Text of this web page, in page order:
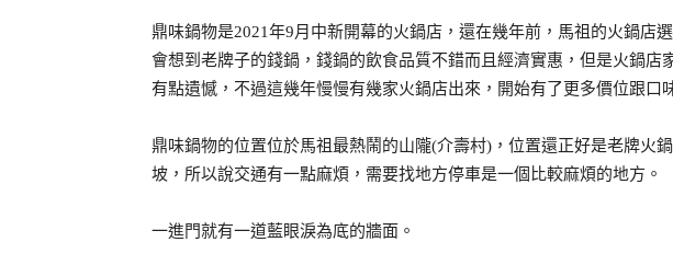
鼎味鍋物是2021年9月中新開幕的火鍋店，還在幾年前，馬祖的火鍋店
會想到老牌子的錢鍋，錢鍋的飲食品質不錯而且經濟實惠，但是火鍋店
有點遺憾，不過這幾年慢慢有幾家火鍋店出來，開始有了更多價位跟口
鼎味鍋物的位置位於馬祖最熱鬧的山隴(介壽村)，位置還正好是老牌火
坡，所以說交通有一點麻煩，需要找地方停車是一個比較麻煩的地方。
一進門就有一道藍眼淚為底的牆面。